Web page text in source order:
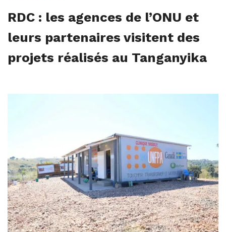
RDC : les agences de l’ONU et
leurs partenaires visitent des
projets réalisés au Tanganyika